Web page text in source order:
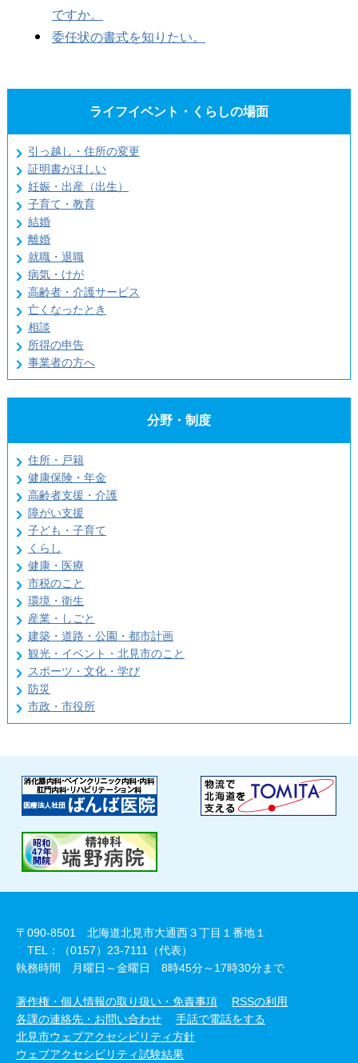
ですか。
委任状の書式を知りたい。
ライフイベント・くらしの場面
引っ越し・住所の変更
証明書がほしい
妊娠・出産（出生）
子育て・教育
結婚
離婚
就職・退職
病気・けが
高齢者・介護サービス
亡くなったとき
相談
所得の申告
事業者の方へ
分野・制度
住所・戸籍
健康保険・年金
高齢者支援・介護
障がい支援
子ども・子育て
くらし
健康・医療
市税のこと
環境・衛生
産業・しごと
建築・道路・公園・都市計画
観光・イベント・北見市のこと
スポーツ・文化・学び
防災
市政・市役所
〒090-8501 北海道北見市大通西３丁目１番地１
TEL：（0157）23-7111（代表）
執務時間 月曜日～金曜日 8時45分～17時30分まで
著作権・個人情報の取り扱い・免責事項
RSSの利用
各課の連絡先・お問い合わせ
手話で電話をする
北見市ウェブアクセシビリティ方針
ウェブアクセシビリティ試験結果